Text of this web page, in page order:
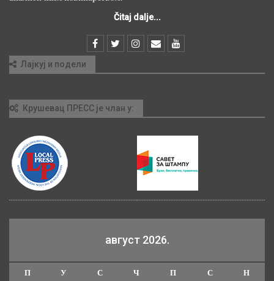
Čitaj dalje...
Лајкуј и подели
Крушевац ПРЕСС је члан у:
август 2026.
П У С Ч П С Н